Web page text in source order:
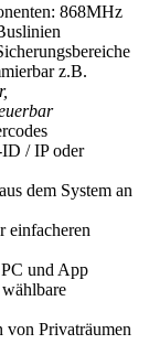
868MHz
z.B.
/ IP oder
dem System an
einfacheren
und App
von Privaträumen